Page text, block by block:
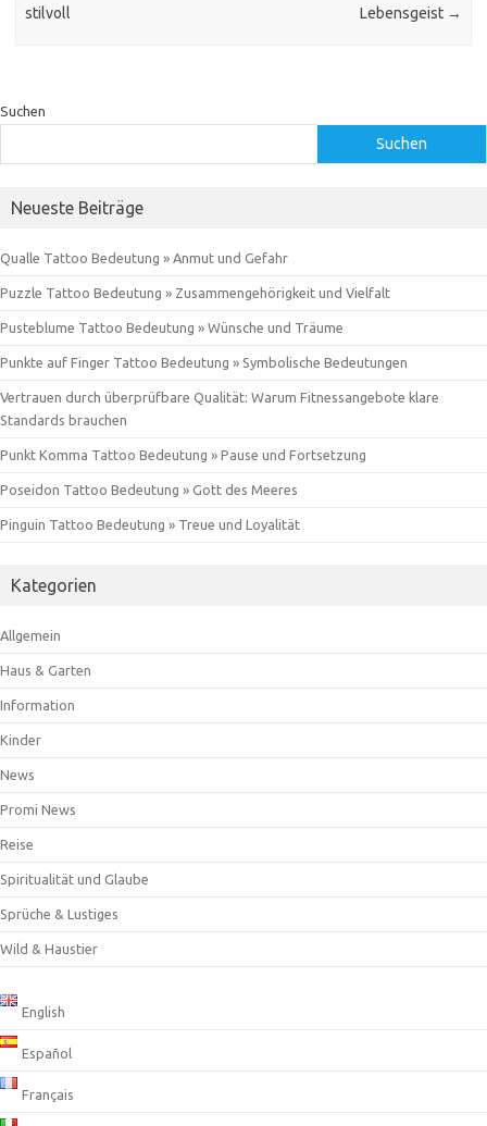
stilvoll
Lebensgeist →
Suchen
Suchen
Neueste Beiträge
Qualle Tattoo Bedeutung » Anmut und Gefahr
Puzzle Tattoo Bedeutung » Zusammengehörigkeit und Vielfalt
Pusteblume Tattoo Bedeutung » Wünsche und Träume
Punkte auf Finger Tattoo Bedeutung » Symbolische Bedeutungen
Vertrauen durch überprüfbare Qualität: Warum Fitnessangebote klare
Standards brauchen
Punkt Komma Tattoo Bedeutung » Pause und Fortsetzung
Poseidon Tattoo Bedeutung » Gott des Meeres
Pinguin Tattoo Bedeutung » Treue und Loyalität
Kategorien
Allgemein
Haus & Garten
Information
Kinder
News
Promi News
Reise
Spiritualität und Glaube
Sprüche & Lustiges
Wild & Haustier
English
Español
Français